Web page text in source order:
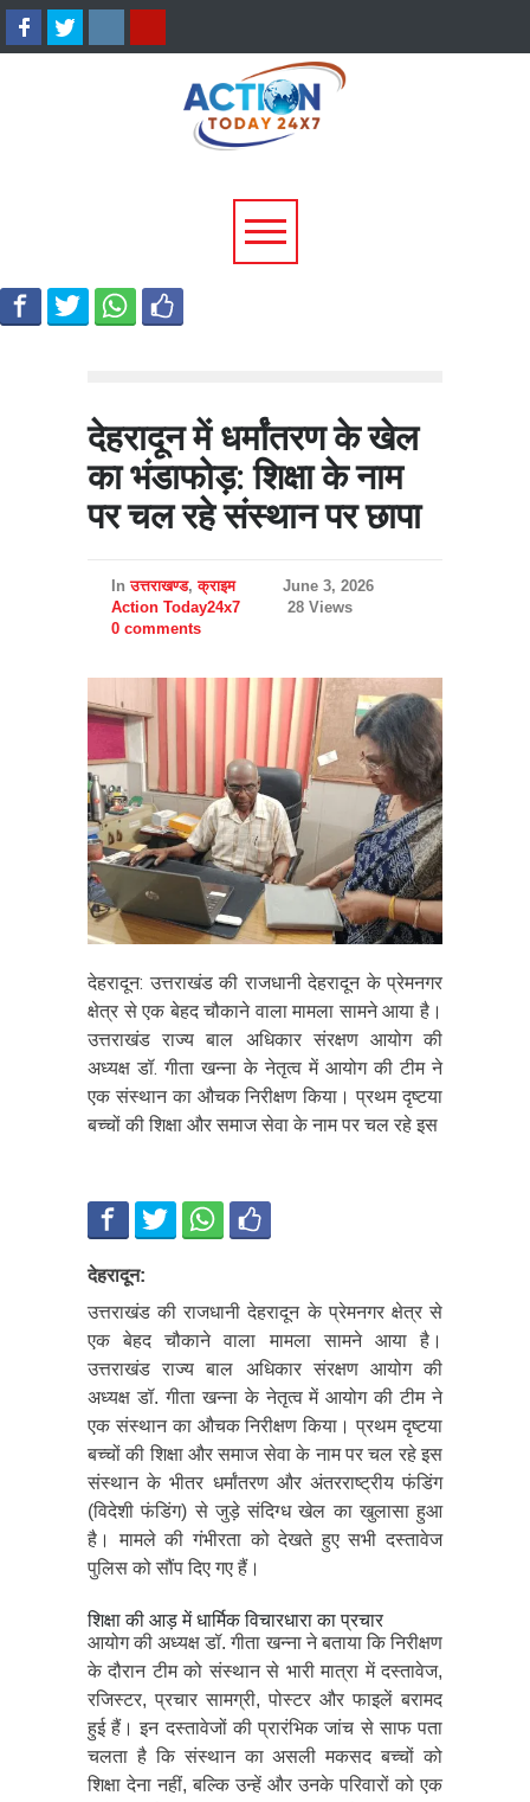
टिहरी में दर्दनाक हादसा: 250 मीटर
गहरी खाई में गिरी बोलेरो, एक ही
परिवार के 5 लोगों की मौत; एक
घायल, एक की तलाश जारी
देहरादून में धर्मांतरण के खेल
का भंडाफोड़: शिक्षा के नाम
पर चल रहे संस्थान पर छापा
Inउत्तराखण्ड,क्राइम
June 3, 2026
Action Today24x7
28 Views
0 comments
देहरादून: उत्तराखंड की राजधानी देहरादून के प्रेमनगर
क्षेत्र से एक बेहद चौकाने वाला मामला सामने आया है।
उत्तराखंड राज्य बाल अधिकार संरक्षण आयोग की
अध्यक्ष डॉ. गीता खन्ना के नेतृत्व में आयोग की टीम ने
एक संस्थान का औचक निरीक्षण किया। प्रथम दृष्टया
बच्चों की शिक्षा और समाज सेवा के नाम पर चल रहे इस
देहरादून:
उत्तराखंड की राजधानी देहरादून के प्रेमनगर क्षेत्र से
एक बेहद चौकाने वाला मामला सामने आया है।
उत्तराखंड राज्य बाल अधिकार संरक्षण आयोग की
अध्यक्ष डॉ. गीता खन्ना के नेतृत्व में आयोग की टीम ने
एक संस्थान का औचक निरीक्षण किया। प्रथम दृष्टया
बच्चों की शिक्षा और समाज सेवा के नाम पर चल रहे इस
संस्थान के भीतर धर्मांतरण और अंतरराष्ट्रीय फंडिंग
(विदेशी फंडिंग) से जुड़े संदिग्ध खेल का खुलासा हुआ
है। मामले की गंभीरता को देखते हुए सभी दस्तावेज
पुलिस को सौंप दिए गए हैं।
शिक्षा की आड़ में धार्मिक विचारधारा का प्रचार
आयोग की अध्यक्ष डॉ. गीता खन्ना ने बताया कि निरीक्षण
के दौरान टीम को संस्थान से भारी मात्रा में दस्तावेज,
रजिस्टर, प्रचार सामग्री, पोस्टर और फाइलें बरामद
हुई हैं। इन दस्तावेजों की प्रारंभिक जांच से साफ पता
चलता है कि संस्थान का असली मकसद बच्चों को
शिक्षा देना नहीं, बल्कि उन्हें और उनके परिवारों को एक